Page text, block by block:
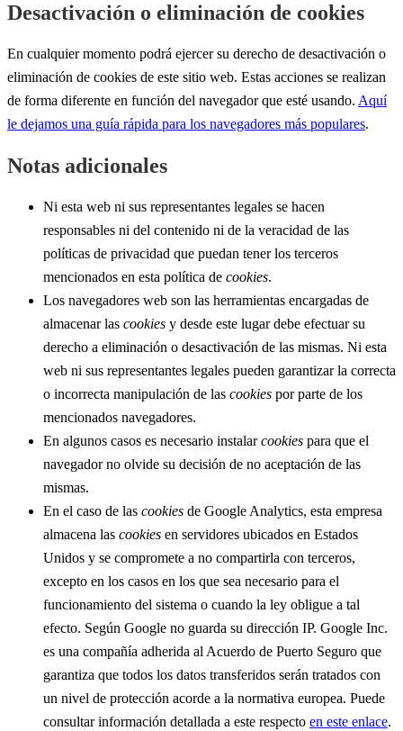
Desactivación o eliminación de cookies
En cualquier momento podrá ejercer su derecho de desactivación o
eliminación de cookies de este sitio web. Estas acciones se realizan
de forma diferente en función del navegador que esté usando. Aquí
le dejamos una guía rápida para los navegadores más populares.
Notas adicionales
Ni esta web ni sus representantes legales se hacen
responsables ni del contenido ni de la veracidad de las
políticas de privacidad que puedan tener los terceros
mencionados en esta política de cookies.
Los navegadores web son las herramientas encargadas de
almacenar las cookies y desde este lugar debe efectuar su
derecho a eliminación o desactivación de las mismas. Ni esta
web ni sus representantes legales pueden garantizar la correcta
o incorrecta manipulación de las cookies por parte de los
mencionados navegadores.
En algunos casos es necesario instalarcookies para que el
navegador no olvide su decisión de no aceptación de las
mismas.
En el caso de las cookies de Google Analytics, esta empresa
almacena las cookies en servidores ubicados en Estados
Unidos y se compromete a no compartirla con terceros,
excepto en los casos en los que sea necesario para el
funcionamiento del sistema o cuando la ley obligue a tal
efecto. Según Google no guarda su dirección IP. Google Inc.
es una compañía adherida al Acuerdo de Puerto Seguro que
garantiza que todos los datos transferidos serán tratados con
un nivel de protección acorde a la normativa europea. Puede
consultar información detallada a este respecto en este enlace.